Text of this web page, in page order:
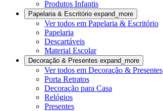
Produtos Infantis
Papelaria & Escritório expand_more
Ver todos em Papelaria & Escritório
Papelaria
Descartáveis
Material Escolar
Decoração & Presentes expand_more
Ver todos em Decoração & Presentes
Porta Retratos
Decoração para Casa
Relógios
Presentes